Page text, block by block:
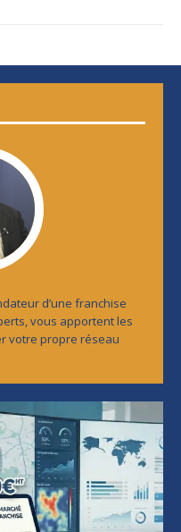
d’une franchise
vous apportent les
votre propre réseau